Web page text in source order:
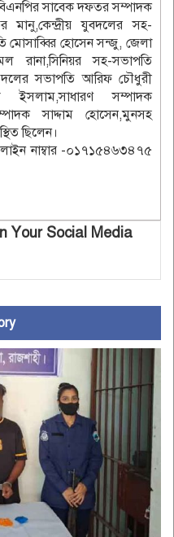
সাবেক দফতর সম্পাদক
যুবদলের সহ-
হোসেন সন্জু, জেলা
রানা,সিনিয়র সহ-সভাপতি
দলের সভাপতি আরিফ চৌধুরী
ইসলাম,সাধারণ সম্পাদক
সাদ্দাম হোসেন,মুনসহ
ছিলেন।
নাম্বার -০১৭১৫৪৬৩৪৭৫
Your Social Media